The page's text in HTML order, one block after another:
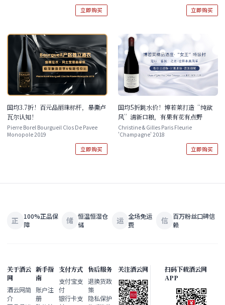
立即购买
立即购买
国均3.7折！百元品丽珠标杆，暴撕卢
瓦尔认知！
Pierre Borel Bourgueil Clos De Pavee
Monopole 2019
立即购买
国均5折跳水价！博若莱打造“纯欲
风”清新口粮，有果有花有点野
Christine & Gilles Paris Fleurie
'Champagne' 2018
立即购买
正
100%正品保
障
储 恒温恒湿仓
储
运 全场免运
费
信 百万粉丝口碑信
赖
关于酒云
网
酒云网简
介
新手指
南
账户注
册
支付方式
支付宝支
付
银行卡支
售后服务
退换货政
策
隐私保护
关注酒云网
扫码下载酒云网
APP